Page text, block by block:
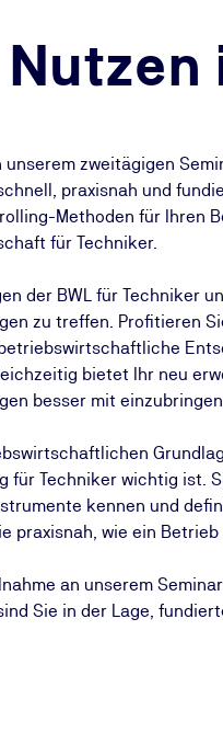
unserem zweitägigen
praxisnah und
Methoden für Ihren
für Techniker.
der BWL für Techniker
zu treffen. Profitieren
bietet Ihr neu
besser mit
für Techniker wichtig ist.
kennen und
praxisnah, wie ein
an unserem
Sie in der Lage,